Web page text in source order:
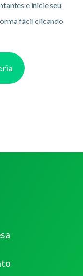
e inicie seu
fácil clicando